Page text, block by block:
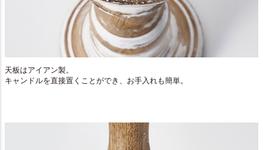
天板はアイアン製。
キャンドルを直接置くことができ、お手入れも簡単。